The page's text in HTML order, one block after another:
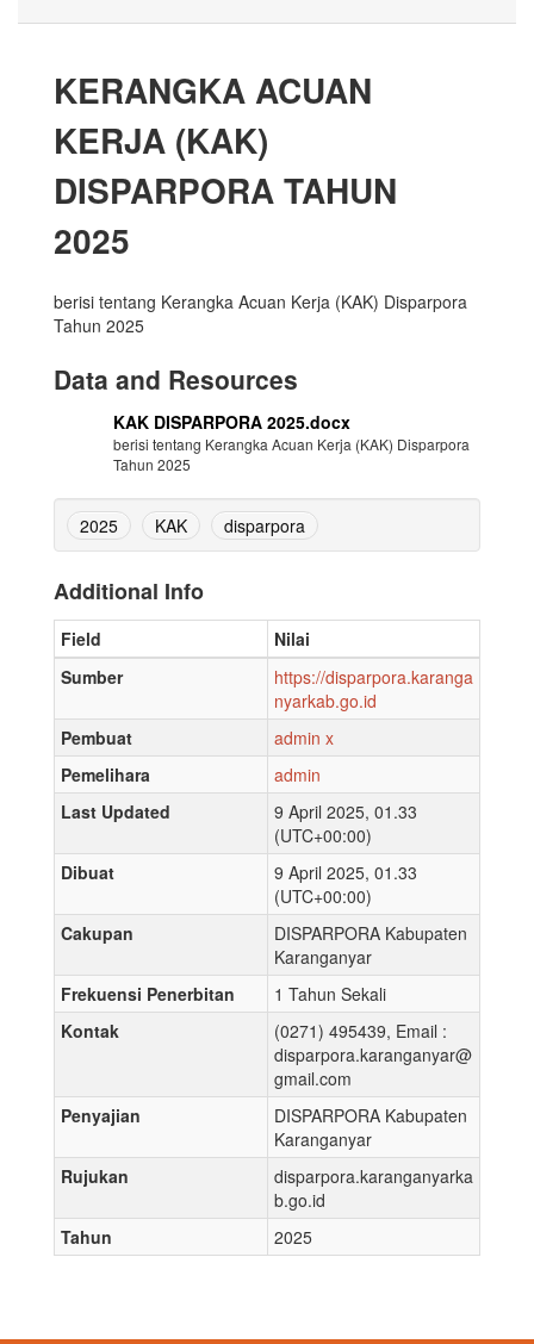
KERANGKA ACUAN
KERJA (KAK)
DISPARPORA TAHUN
2025
berisi tentang Kerangka Acuan Kerja (KAK) Disparpora
Tahun 2025
Data and Resources
KAK DISPARPORA 2025.docx
berisi tentang Kerangka Acuan Kerja (KAK) Disparpora
Tahun 2025
2025 KAK disparpora
Additional Info
Field
Nilai
Sumber
https://disparpora.karanga
nyarkab.go.id
Pembuat
admin x
Pemelihara
admin
Last Updated
9 April 2025, 01.33
(UTC+00:00)
Dibuat
9 April 2025, 01.33
(UTC+00:00)
Cakupan
DISPARPORA Kabupaten
Karanganyar
Frekuensi Penerbitan
1 Tahun Sekali
Kontak
(0271) 495439, Email :
disparpora.karanganyar@
gmail.com
Penyajian
DISPARPORA Kabupaten
Karanganyar
Rujukan
disparpora.karanganyarka
b.go.id
Tahun
2025